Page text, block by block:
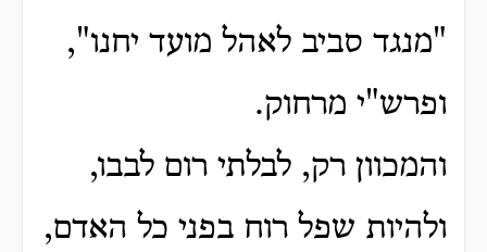
"מנגד סביב לאהל מועד יחנו",
ופרש"י מרחוק.
והמכוון רק, לבלתי רום לבבו,
ולהיות שפל רוח בפני כל האדם,